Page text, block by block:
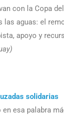
con la Copa
las aguas: el
apoyo y
solidarias
esa palabra